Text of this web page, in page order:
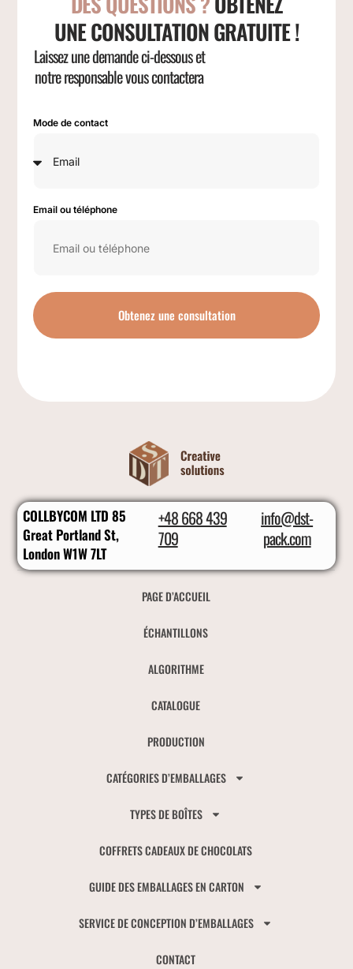
UNE CONSULTATION GRATUITE !
Laissez une demande ci-dessous et
notre responsable vous contactera
Mode de contact
Email ou téléphone
Obtenez une consultation
COLLBYCOM LTD 85
Great Portland St,
London W1W 7LT
+48 668 439
709
info@dst-
pack.com
PAGE D’ACCUEIL
ÉCHANTILLONS
ALGORITHME
CATALOGUE
PRODUCTION
CATÉGORIES D’EMBALLAGES
TYPES DE BOÎTES
COFFRETS CADEAUX DE CHOCOLATS
GUIDE DES EMBALLAGES EN CARTON
SERVICE DE CONCEPTION D’EMBALLAGES
CONTACT